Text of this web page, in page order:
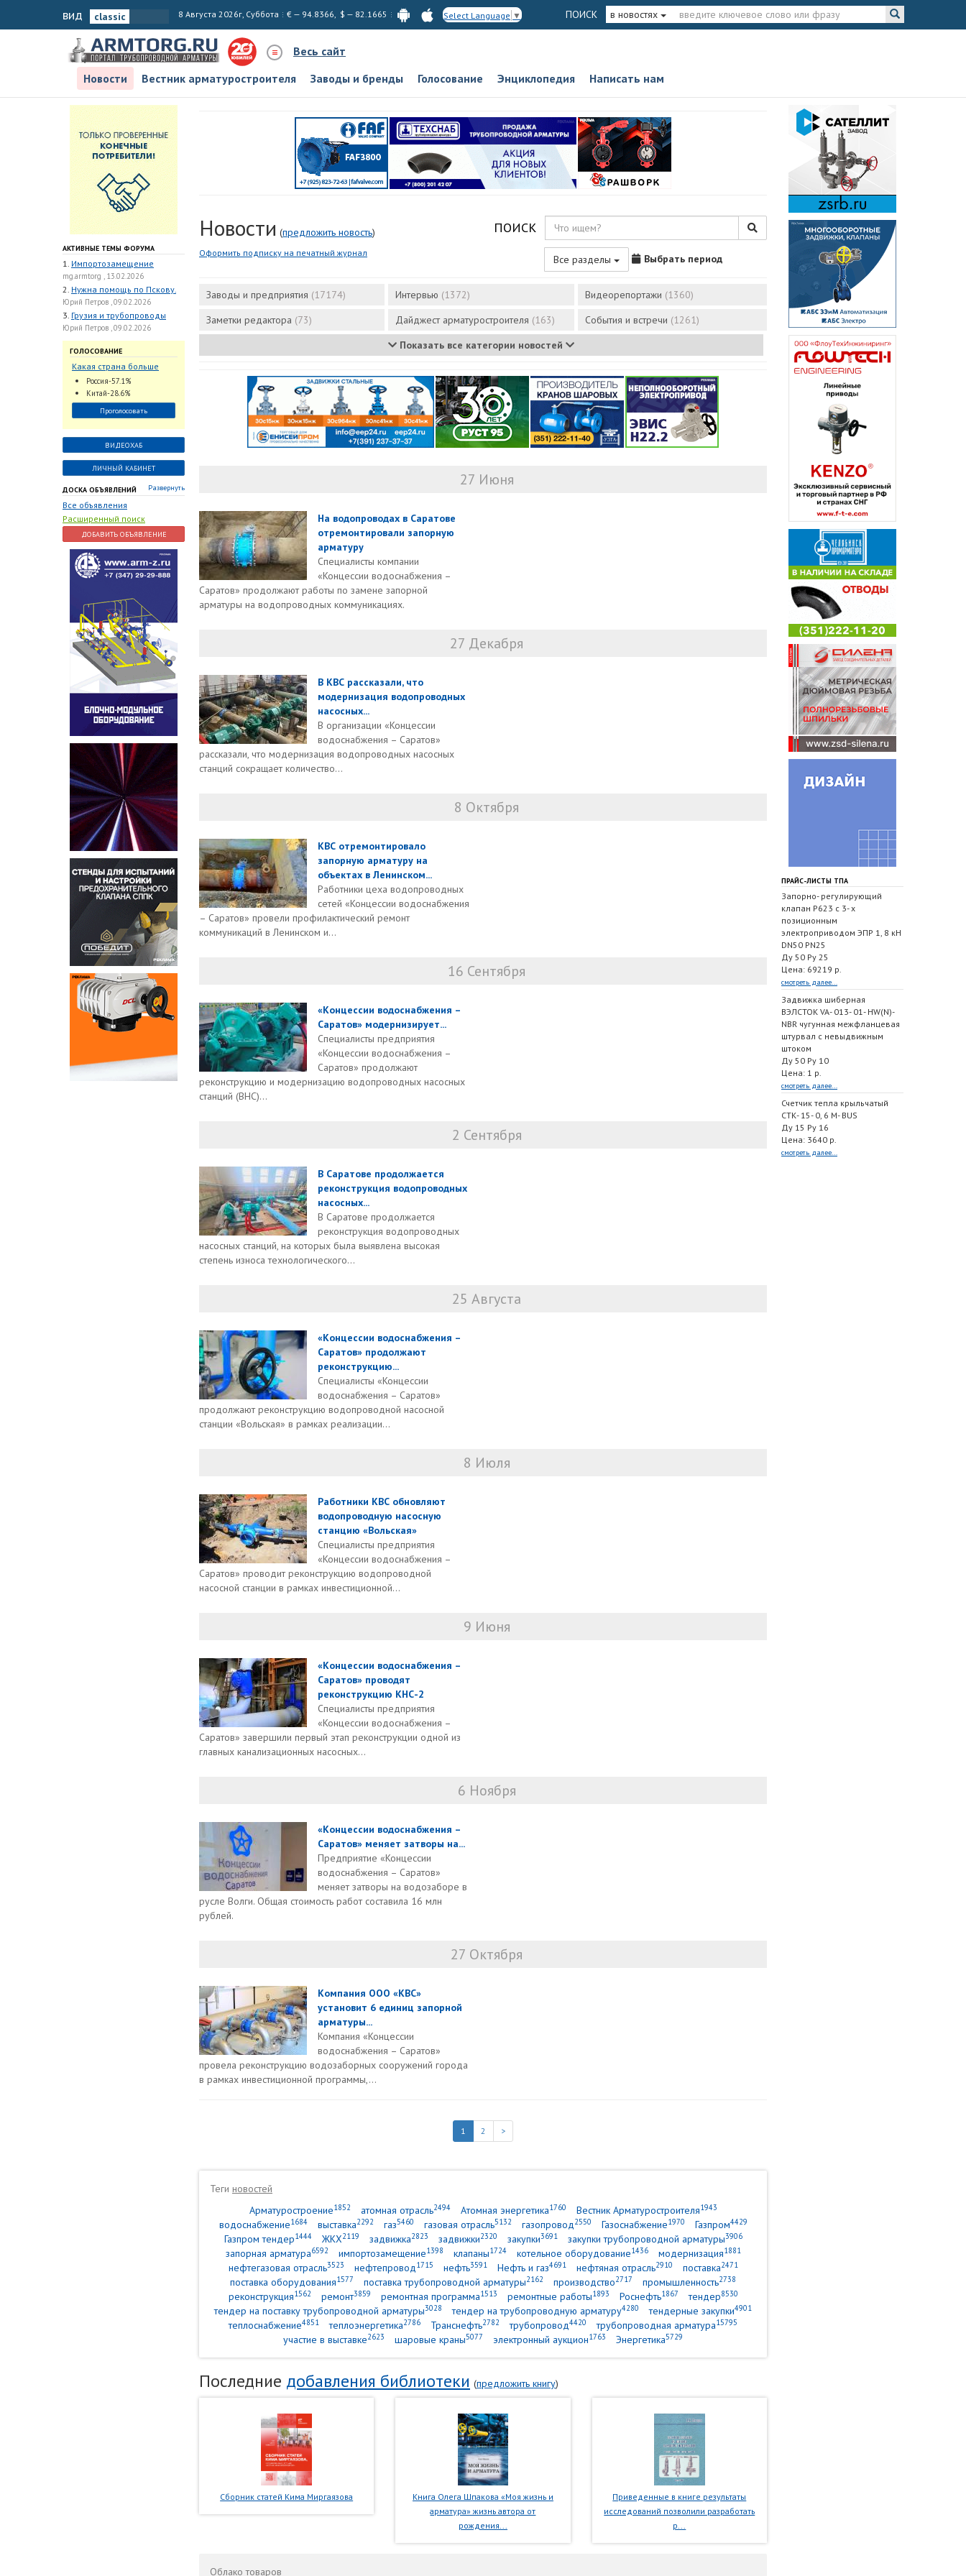
вид 8 Августа 2026г, Суббота € — 94.8366, $ — 82.1665 Select Language ▼ ПОИСК в новостях
Весь сайт
Новости
Вестник арматуростроителя Заводы и бренды Голосование Энциклопедия Написать нам
АКТИВНЫЕ ТЕМЫ ФОРУМА
1. Импортозамещение
mg.armtorg , 13.02.2026
2. Нужна помощь по Пскову.
Юрий Петров , 09.02.2026
3. Грузия и трубопроводы
Юрий Петров , 09.02.2026
ГОЛОСОВАНИЕ
Какая страна больше
всего поставляет
трубопроводную
арматуру в химическую
отрасль?
Россия-57.1%
Китай-28.6%
Проголосовать
ВИДЕОХАБ
ЛИЧНЫЙ КАБИНЕТ
ДОСКА ОБЪЯВЛЕНИЙ Развернуть
Все объявления
Расширенный поиск
ДОБАВИТЬ ОБЪЯВЛЕНИЕ
Новости (предложить новость)
Оформить подписку на печатный журнал
ПОИСК
Все разделы Выбрать период
Заводы и предприятия (17174) Интервью (1372) Видеорепортажи (1360)
Заметки редактора (73) Дайджест арматуростроителя (163) События и встречи (1261)
Показать все категории новостей
27 Июня
На водопроводах в Саратове
отремонтировали запорную
арматуру
Специалисты компании
«Концессии водоснабжения –
Саратов» продолжают работы по замене запорной
арматуры на водопроводных коммуникациях.
27 Декабря
В КВС рассказали, что
модернизация водопроводных
насосных...
В организации «Концессии
водоснабжения – Саратов»
рассказали, что модернизация водопроводных насосных
станций сокращает количество...
8 Октября
КВС отремонтировало
запорную арматуру на
объектах в Ленинском...
Работники цеха водопроводных
сетей «Концессии водоснабжения
– Саратов» провели профилактический ремонт
коммуникаций в Ленинском и...
16 Сентября
«Концессии водоснабжения –
Саратов» модернизирует...
Специалисты предприятия
«Концессии водоснабжения –
Саратов» продолжают
реконструкцию и модернизацию водопроводных насосных
станций (ВНС)...
2 Сентября
В Саратове продолжается
реконструкция водопроводных
насосных...
В Саратове продолжается
реконструкция водопроводных
насосных станций, на которых была выявлена высокая
степень износа технологического...
25 Августа
«Концессии водоснабжения –
Саратов» продолжают
реконструкцию...
Специалисты «Концессии
водоснабжения – Саратов»
продолжают реконструкцию водопроводной насосной
станции «Вольская» в рамках реализации...
8 Июля
Работники КВС обновляют
водопроводную насосную
станцию «Вольская»
Специалисты предприятия
«Концессии водоснабжения –
Саратов» проводит реконструкцию водопроводной
насосной станции в рамках инвестиционной...
9 Июня
«Концессии водоснабжения –
Саратов» проводят
реконструкцию КНС-2
Специалисты предприятия
«Концессии водоснабжения –
Саратов» завершили первый этап реконструкции одной из
главных канализационных насосных...
6 Ноября
«Концессии водоснабжения –
Саратов» меняет затворы на...
Предприятие «Концессии
водоснабжения – Саратов»
меняет затворы на водозаборе в
русле Волги. Общая стоимость работ составила 16 млн
рублей.
27 Октября
Компания ООО «КВС»
установит 6 единиц запорной
арматуры...
Компания «Концессии
водоснабжения – Саратов»
провела реконструкцию водозаборных сооружений города
в рамках инвестиционной программы,...
1 2 >
Теги новостей
Арматуростроение1852 атомная отрасль2494 Атомная энергетика1760 Вестник Арматуростроителя1943
водоснабжение1684 выставка2292 газ5460 газовая отрасль5132 газопровод2550 Газоснабжение1970 Газпром4429
Газпром тендер1444 ЖКХ2119 задвижка2823 задвижки2320 закупки3691 закупки трубопроводной арматуры3906
запорная арматура6592 импортозамещение1398 клапаны1724 котельное оборудование1436 модернизация1881
нефтегазовая отрасль3523 нефтепровод1715 нефть3591 Нефть и газ4691 нефтяная отрасль2910 поставка2471
поставка оборудования1577 поставка трубопроводной арматуры2162 производство2717 промышленность2738
реконструкция1562 ремонт3859 ремонтная программа1513 ремонтные работы1893 Роснефть1867 тендер8530
тендер на поставку трубопроводной арматуры3028 тендер на трубопроводную арматуру4280 тендерные закупки4901
теплоснабжение4851 теплоэнергетика2786 Транснефть2782 трубопровод4420 трубопроводная арматура15795
участие в выставке2623 шаровые краны5077 электронный аукцион1763 Энергетика5729
Последние добавления библиотеки (предложить книгу)
Сборник статей Кима Миргаязова
Книга Олега Шпакова «Моя жизнь и
арматура» жизнь автора от
рождения...
Приведенные в книге результаты
исследований позволили разработать
р...
Облакотоваров
ПРАЙС-ЛИСТЫ ТПА
Запорно- регулирующий
клапан Р623 с 3- х
позиционным
электроприводом ЭПР 1, 8 кН
DN50 PN25
Ду 50 Ру 25
Цена: 69219 р.
смотреть далее...
Задвижка шиберная
ВЭЛСТОК VA- 013- 01- HW(N)-
NBR чугунная межфланцевая
штурвал с невыдвижным
штоком
Ду 50 Ру 10
Цена: 1 р.
смотреть далее...
Счетчик тепла крыльчатый
СТК- 15- 0, 6 M- BUS
Ду 15 Ру 16
Цена: 3640 р.
смотреть далее...